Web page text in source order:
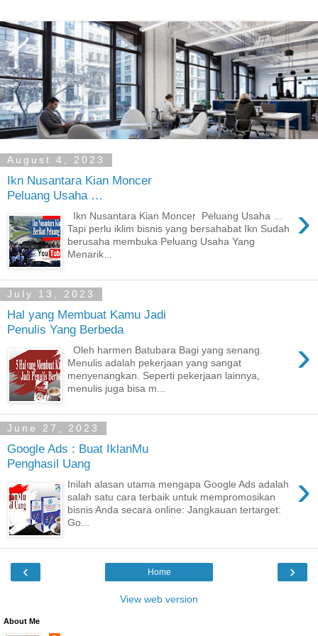
August 4, 2023
Ikn Nusantara Kian Moncer
Peluang Usaha …
›
Ikn Nusantara Kian Moncer Peluang Usaha …
Tapi perlu iklim bisnis yang bersahabat Ikn Sudah
berusaha membuka Peluang Usaha Yang
Menarik...
July 13, 2023
Hal yang Membuat Kamu Jadi
Penulis Yang Berbeda
›
Oleh harmen Batubara Bagi yang senang.
Menulis adalah pekerjaan yang sangat
menyenangkan. Seperti pekerjaan lainnya,
menulis juga bisa m...
June 27, 2023
Google Ads : Buat IklanMu
Penghasil Uang
›
Inilah alasan utama mengapa Google Ads adalah
salah satu cara terbaik untuk mempromosikan
bisnis Anda secara online: Jangkauan tertarget:
Go...
‹ ›
Home
View web version
About Me